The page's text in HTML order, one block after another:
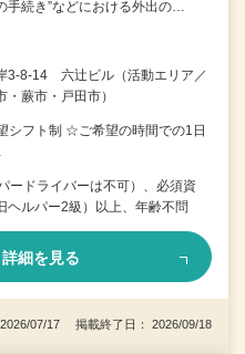
手続き”などにおける外出の…
3-8-14 六辻ビル（活動エリア／
蕨市・戸田市）
シフト制 ☆ご希望の時間での1日
ードライバーは不可）、必須資
ヘルパー2級）以上、年齢不問
詳細を見る
07/17 掲載終了日： 2026/09/18